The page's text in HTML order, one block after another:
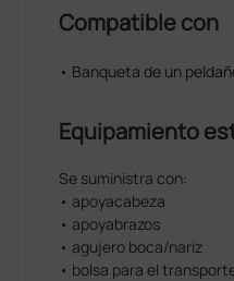
Compatible con
• Banqueta de un
Equipamiento
Se suministra con:
• apoyacabeza
• apoyabrazos
• agujero boca/nariz
• bolsa para el